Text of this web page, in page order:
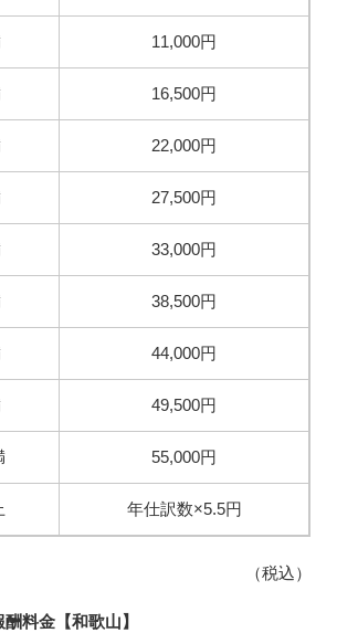
11,000円
16,500円
22,000円
27,500円
33,000円
38,500円
44,000円
49,500円
55,000円
年仕訳数×5.5円
（税込）
料金【和歌山】